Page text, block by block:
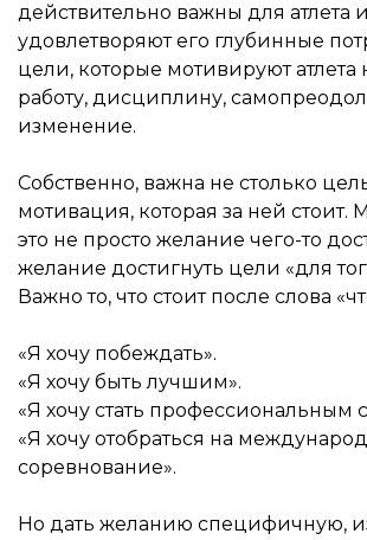
действительно важны для атлета и
удовлетворяют его глубинные
цели, которые мотивируют атлета
работу, дисциплину,
изменение.
Собственно, важна не столько
мотивация, которая за ней стоит.
это не просто желание чего-то
желание достигнуть цели «для
Важно то, что стоит после слова
«Я хочу побеждать».
«Я хочу быть лучшим».
«Я хочу стать профессиональным
«Я хочу отобраться на
соревнование».
Но дать желанию специфичную,